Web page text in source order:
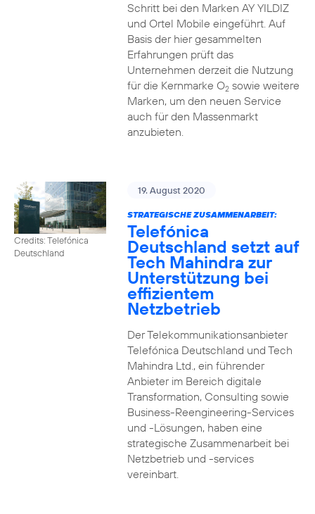
Schritt bei den Marken AY YILDIZ
und Ortel Mobile eingeführt. Auf
Basis der hier gesammelten
Erfahrungen prüft das
Unternehmen derzeit die Nutzung
für die Kernmarke O2sowie weitere
Marken, um den neuen Service
auch für den Massenmarkt
anzubieten.
Credits: Telefónica
Deutschland
19. August 2020
STRATEGISCHE ZUSAMMENARBEIT:
Telefónica
Deutschland setzt auf
Tech Mahindra zur
Unterstützung bei
effizientem
Netzbetrieb
Der Telekommunikationsanbieter
Telefónica Deutschland und Tech
Mahindra Ltd., ein führender
Anbieter im Bereich digitale
Transformation, Consulting sowie
Business-Reengineering-Services
und -Lösungen, haben eine
strategische Zusammenarbeit bei
Netzbetrieb und -services
vereinbart.